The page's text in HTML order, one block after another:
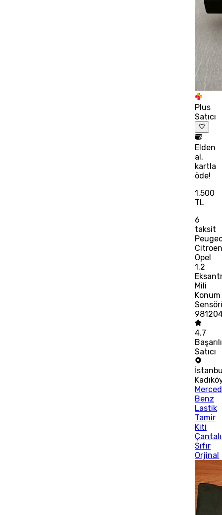
Plus
Satıcı
Elden
al,
kartla
öde!
1.500
TL
6
taksit
Opel
1.2
Mili
Konum
4.7
Başarılı
Satıcı
Benz
Lastik
Tamir
Kiti
Çantalı
Sıfır
Orjinal